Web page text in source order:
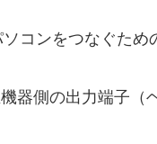
コンをつなぐため
器側の出力端子（